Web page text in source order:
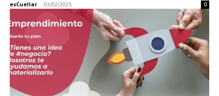
esCuellar - 03/02/2025 0